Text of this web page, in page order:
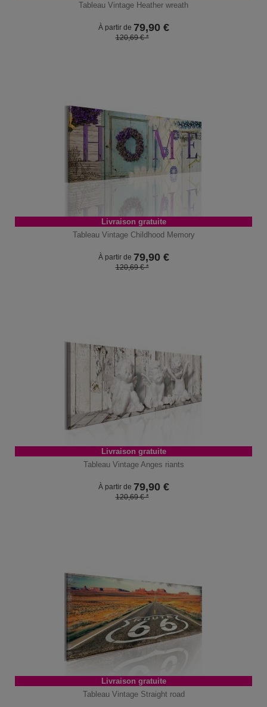
Tableau Vintage Heather wreath
À partir de 79,90€
120,69 € *
Livraison gratuite
Tableau Vintage Childhood Memory
À partir de 79,90€
120,69 € *
Livraison gratuite
Tableau Vintage Anges riants
À partir de 79,90€
120,69 € *
Livraison gratuite
Tableau Vintage Straight road